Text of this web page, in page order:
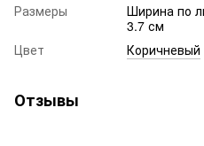
Размеры
Ширина по
3.7 см
Цвет
Коричневый
Отзывы